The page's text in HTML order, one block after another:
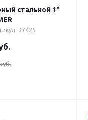
стальной 1"
97425